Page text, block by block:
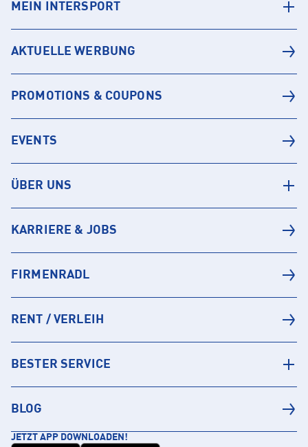
MEIN INTERSPORT
AKTUELLE WERBUNG
PROMOTIONS & COUPONS
EVENTS
ÜBER UNS
KARRIERE & JOBS
FIRMENRADL
RENT / VERLEIH
BESTER SERVICE
BLOG
JETZT APP DOWNLOADEN!